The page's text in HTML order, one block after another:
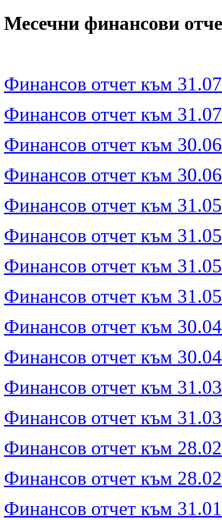
Месечни финансови
Финансов отчет към
Финансов отчет към
Финансов отчет към
Финансов отчет към
Финансов отчет към
Финансов отчет към
Финансов отчет към
Финансов отчет към
Финансов отчет към
Финансов отчет към
Финансов отчет към
Финансов отчет към
Финансов отчет към
Финансов отчет към
Финансов отчет към